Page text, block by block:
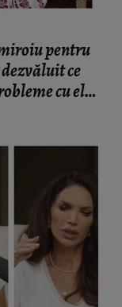
pentru
ce
cu el: